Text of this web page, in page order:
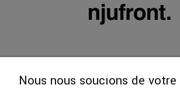
Nous nous soucions de